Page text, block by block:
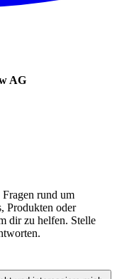
AG
rund um
Produkten oder
dir zu helfen. Stelle